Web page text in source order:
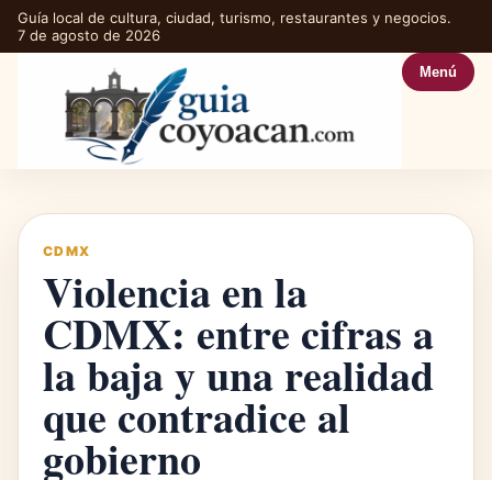
Guía local de cultura, ciudad, turismo, restaurantes y negocios.
7 de agosto de 2026
Menú
CDMX
Violencia en la
CDMX: entre cifras a
la baja y una realidad
que contradice al
gobierno